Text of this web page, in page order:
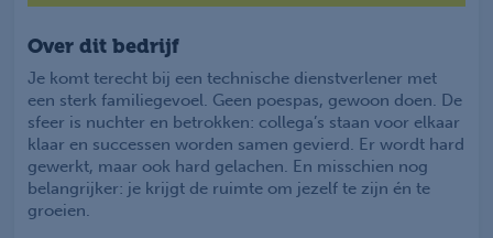
Over dit bedrijf
Je komt terecht bij een technische dienstverlener met
een sterk familiegevoel. Geen poespas, gewoon doen. De
sfeer is nuchter en betrokken: collega’s staan voor elkaar
klaar en successen worden samen gevierd. Er wordt hard
gewerkt, maar ook hard gelachen. En misschien nog
belangrijker: je krijgt de ruimte om jezelf te zijn én te
groeien.